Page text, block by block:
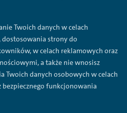
Twoich danych w celach
strony do
w celach reklamowych oraz
a także nie wnosisz
Twoich danych osobowych w celach
funkcjonowania